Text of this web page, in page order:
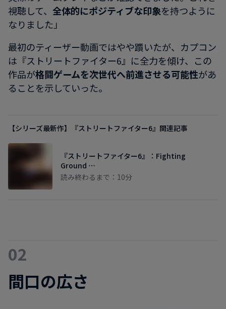
視聴して、 全体的にポジティブな印象を持つように
なりました」
最初のティーザー動画ではやや躓いたが、カプコン
は『ストリートファイター6』に全力を傾け、この
作品が格闘ゲームを次世代へ前進させる可能性があ
ることを示していった。
【シリーズ最新作】『ストリートファイター6』関連記事
『ストリートファイター6』：Fighting
Ground …
読み終わるまで：10分
02
間口の広さ